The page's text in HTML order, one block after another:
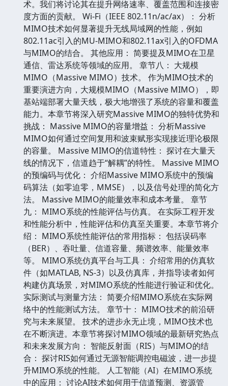
术。我们将讨论其在提升网络速率、覆盖范围和连接密
度方面的贡献。 Wi-Fi（IEEE 802.11n/ac/ax）： 分析
MIMO技术如何显著提升无线局域网的性能，例如
802.11ac引入的MU-MIMO和802.11ax引入的OFDMA
与MIMO的结合。 其他应用： 简要提及MIMO在卫星
通信、雷达系统等领域的应用。 章节八： 大规模
MIMO（Massive MIMO）技术。 作为MIMO技术的
重要演进方向，大规模MIMO（Massive MIMO），即
基站端部署大量天线，极大地增强了系统的容量和覆盖
能力。本章节将深入研究Massive MIMO的独特优势和
挑战： Massive MIMO的容量增益： 分析Massive
MIMO如何通过空间复用和波束赋形实现接近理论极限
的容量。 Massive MIMO的信道特性： 探讨在大量天
线的情况下，信道趋于“解耦”的特性。 Massive MIMO
的预编码与优化： 介绍Massive MIMO系统中的预编
码算法（如零迫零，MMSE），以及信号处理的简化方
法。 Massive MIMO的能量效率和成本考量。 章节
九： MIMO系统的性能评估与仿真。 在实际工程开发
和性能分析中，性能评估和仿真至关重要。本章节将介
绍： MIMO系统性能评估的常用指标： 包括误码率
（BER）、吞吐量、信道容量、频谱效率、能量效率
等。 MIMO系统仿真平台与工具： 介绍常用的仿真软
件（如MATLAB, NS-3）以及仿真库，并指导读者如何
构建仿真场景，对MIMO系统的性能进行验证和优化。
实际测试与测量方法： 简要介绍MIMO系统在实际网
络中的性能测试方法。 章节十： MIMO技术的前沿研
究与未来展望。 技术的进步永无止境，MIMO技术也
在不断演进。本章节将探讨MIMO领域的最新研究热点
和未来发展方向： 智能反射面（RIS）与MIMO的结
合： 探讨RIS如何通过无源智能调控电磁波，进一步提
升MIMO系统的性能。 人工智能（AI）在MIMO系统
中的应用： 讨论AI技术如何用于信道预测、资源管